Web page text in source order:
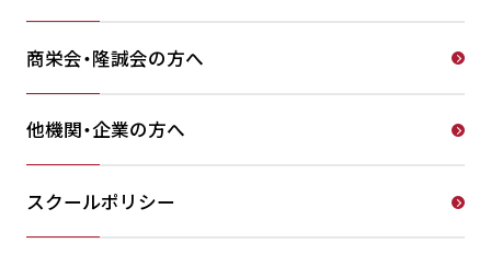
商栄会・隆誠会の方へ
他機関・企業の方へ
スクールポリシー